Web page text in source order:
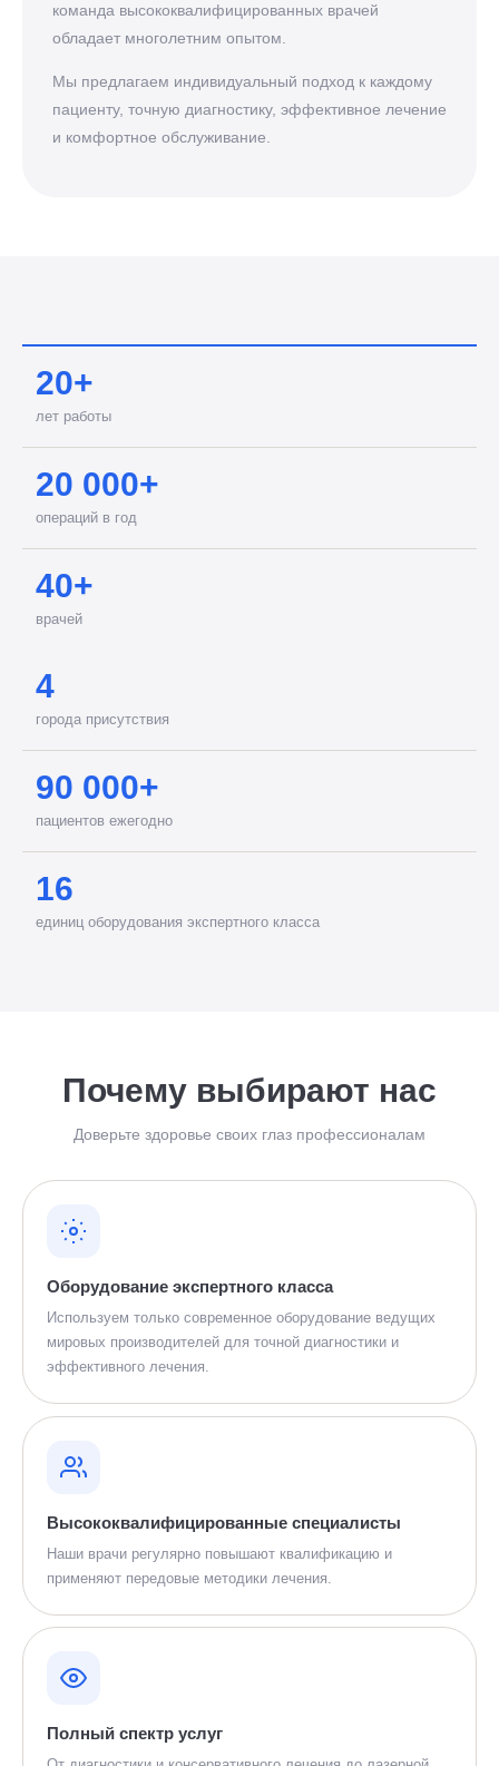
команда высококвалифицированных врачей
обладает многолетним опытом.
Мы предлагаем индивидуальный подход к каждому
пациенту, точную диагностику, эффективное лечение
и комфортное обслуживание.
20+
лет работы
20 000+
операций в год
40+
врачей
4
города присутствия
90 000+
пациентов ежегодно
16
единиц оборудования экспертного класса
Почему выбирают нас
Доверьте здоровье своих глаз профессионалам
Оборудование экспертного класса
Используем только современное оборудование ведущих
мировых производителей для точной диагностики и
эффективного лечения.
Высококвалифицированные специалисты
Наши врачи регулярно повышают квалификацию и
применяют передовые методики лечения.
Полный спектр услуг